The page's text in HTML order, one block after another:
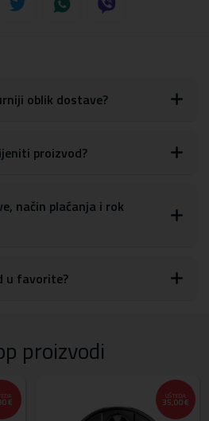
oblik dostave?
proizvod?
način plaćanja i rok
u favorite?
proizvodi
€
UŠTEDA
35,00 €